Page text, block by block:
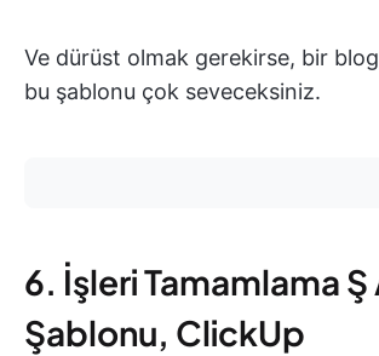
Ve dürüst olmak gerekirse, bir
bu şablonu çok seveceksiniz.
6. İşleri Tamamlama Ş
Şablonu, ClickUp